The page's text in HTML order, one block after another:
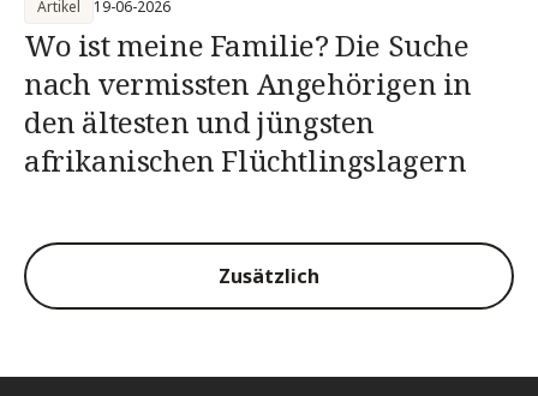
Wo ist meine Familie? Die Suche
nach vermissten Angehörigen in
den ältesten und jüngsten
afrikanischen Flüchtlingslagern
Artikel 19-06-2026
Zusätzlich